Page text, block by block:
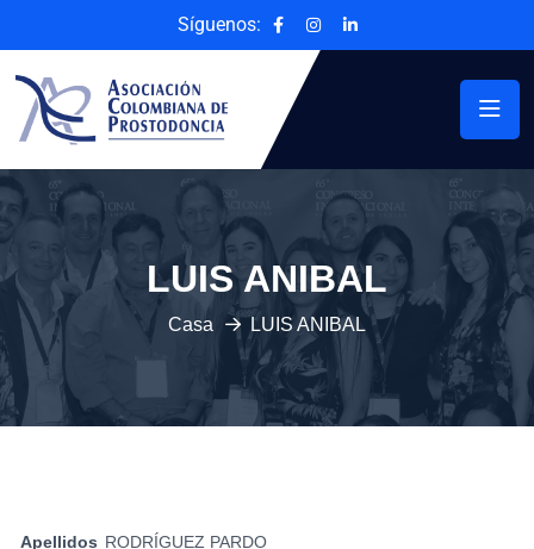
Síguenos:
LUIS ANIBAL
Casa LUIS ANIBAL
Apellidos RODRÍGUEZ PARDO